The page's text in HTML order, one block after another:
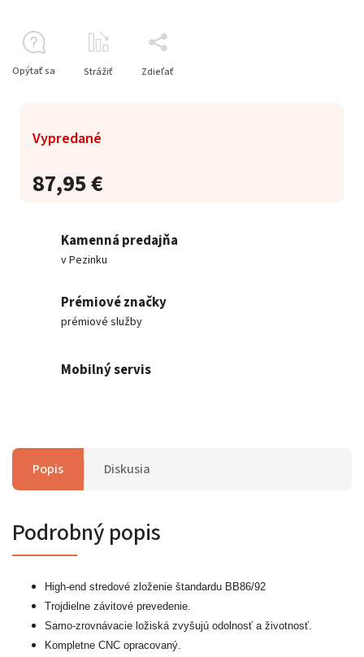
87,95 €
Vypredané
Opýtať sa Strážiť Zdieľať
Kamenná predajňa
v Pezinku
Prémiové značky
prémiové služby
Mobilný servis
Popis Diskusia
Podrobný popis
High-end stredové zloženie štandardu BB86/92
Trojdielne závitové prevedenie.
Samo-zrovnávacie ložiská zvyšujú odolnosť a životnosť.
Kompletne CNC opracovaný.